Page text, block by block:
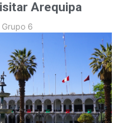
Arequipa
Grupo 6